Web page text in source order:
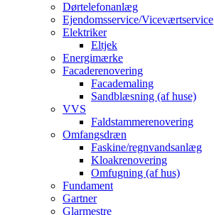
Dørtelefonanlæg
Ejendomsservice/Viceværtservice
Elektriker
Eltjek
Energimærke
Facaderenovering
Facademaling
Sandblæsning (af huse)
VVS
Faldstammerenovering
Omfangsdræn
Faskine/regnvandsanlæg
Kloakrenovering
Omfugning (af hus)
Fundament
Gartner
Glarmestre